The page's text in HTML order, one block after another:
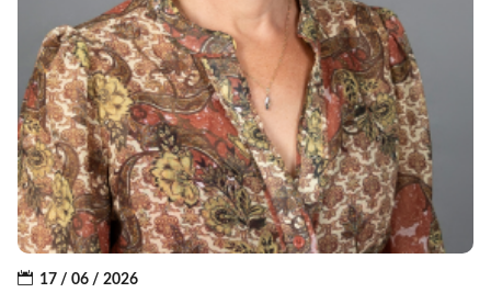
17 / 06 / 2026